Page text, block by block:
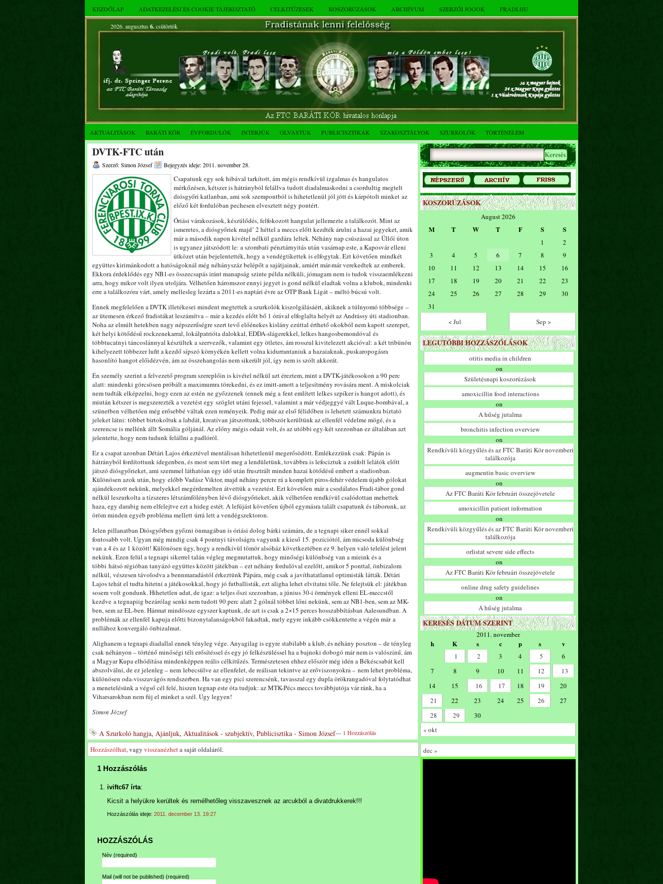
KEZDŐLAP ADATKEZELÉSI ÉS COOKIE TÁJÉKOZTATÓ CÉLKITŰZÉSEK KOSZORÚZÁSOK ARCHÍVUM SZERZŐI JOGOK FRADI.HU
2026. augusztus 6.csütörtök
AKTUALITÁSOK BARÁTI KÖR ÉVFORDULÓK INTERJÚK OLVASTUK PUBLICISZTIKÁK SZAKOSZTÁLYOK SZURKOLÓK TÖRTÉNELEM
DVTK-FTC után
Szerző: Simon József Bejegyzés ideje: 2011. november 28.
Csapatunk egy sok hibával tarkított, ám mégis rendkívül izgalmas és hangulatos
mérkőzésen, kétszer is hátrányból felállva tudott diadalmaskodni a csordultig megtelt
diósgyőri katlanban, ami sok szempontból is hihetetlenül jól jött és kárpótolt minket az
előző két fordulóban pechesen elvesztett négy pontért.
Óriási várakozások, készülődés, felfokozott hangulat jellemezte a találkozót. Mint az
ismeretes, a diósgyőriek majd’ 2 héttel a meccs előtt kezdték árulni a hazai jegyeket, amik
már a második napon kivétel nélkül gazdára leltek. Néhány nap csúszással az Üllői úton
is ugyanez játszódott le: a szombati pénztárnyitás után vasárnap este, a Kaposvár elleni
ütközet után bejelentették, hogy a vendégtikettek is elfogytak. Ezt követően mindkét
együttes kirimánkodott a hatóságoknál még néhányszáz belépőt a sajátjainak, amiért már-már verekedtek az emberek.
Ekkora érdeklődés egy NB1-es összecsapás iránt manapság szinte példa nélküli, jómagam nem is tudok visszaemlékezni
arra, hogy mikor volt ilyen utoljára. Vélhetően háromszor ennyi jegyet is gond nélkül eladtak volna a klubok, mindenki
erre a találkozóra várt, amely mellesleg lezárta a 2011-es naptári évre az OTP Bank Ligát – méltó búcsú volt.
Ennek megfelelően a DVTK illetékesei mindent megtettek a szurkolók kiszolgálásáért, akiknek a túlnyomó többsége –
az ütemesen érkező fradistákat leszámítva – már a kezdés előtt bő 1 órával elfoglalta helyét az Andrássy úti stadionban.
Noha az elmúlt hetekben nagy népszerűségre szert tevő előénekes kislány ezúttal érthető okokból nem kapott szerepet,
két helyi kötődésű rockzenekarral, lokálpatrióta dalokkal, EDDA-slágerekkel, lelkes hangosbemondóval és
többtucatnyi táncoslánnyal készültek a szervezők, valamint egy ötletes, ám rosszul kivitelezett akcióval: a két tribünön
kihelyezett többezer lufit a kezdő sípszó környékén kellett volna kidurrantaniuk a hazaiaknak, puskaropogásra
hasonlító hangot előidézvén, ám az összehangolás nem sikerült jól, így nem is szólt akkorát.
Én személy szerint a felvezető program szereplőin is kivétel nélkül azt éreztem, mint a DVTK-játékosokon a 90 perc
alatt: mindenki görcsösen próbált a maximumra törekedni, és ez imitt-amott a teljesítmény rovására ment. A miskolciak
nem tudták elképzelni, hogy ezen az estén ne győzzenek (ennek még a fent említett lelkes szpíker is hangot adott), és
miután kétszer is megszerezték a vezetést egy szöglet utáni fejessel, valamint a már védjeggyé vált Luque-bombával, a
szünetben vélhetően még erősebbé váltak ezen reményeik. Pedig már az első félidőben is lehetett számunkra bíztató
jeleket látni: többet birtokoltuk a labdát, kreatívan játszottunk, többször kerültünk az ellenfél védelme mögé, és a
szerencse is mellénk állt Somália góljánál. Az előny mégis odaát volt, és az utóbbi egy-két szezonban ez általában azt
jelentette, hogy nem tudunk felállni a padlóról.
Ez a csapat azonban Détári Lajos érkeztével mentálisan hihetetlenül megerősödött. Emlékezzünk csak: Pápán is
hátrányból fordítottunk idegenben, és most sem tört meg a lendületünk, továbbra is lefociztuk a zsúfolt lelátók előtt
játszó diósgyőrieket, ami szemmel láthatóan egy idő után frusztrált minden hazai kötődésű embert a stadionban.
Különösen azok után, hogy előbb Vadász Viktor, majd néhány percre rá a komplett piros-fehér védelem újabb gólokat
ajándékozott nekünk, melyekkel megérdemelten átvettük a vezetést. Ezt követően már a csodálatos Fradi-tábor gond
nélkül leszurkolta a tízszeres létszámfölényben lévő diósgyőrieket, akik vélhetően rendkívül csalódottan mehettek
haza, egy darabig nem elfelejtve ezt a hideg estét. A lefújást követően újból egymásra talált csapatunk és táborunk, az
öröm minden egyéb probléma mellett úrrá lett a vendégszektoron.
Jelen pillanatban Diósgyőrben győzni önmagában is óriási dolog bárki számára, de a tegnapi siker ennél sokkal
fontosabb volt. Ugyan még mindig csak 4 pontnyi távolságra vagyunk a kieső 15. pozíciótól, ám micsoda különbség
van a 4 és az 1 között! Különösen úgy, hogy a rendkívül tömör alsóház következtében ez 9. helyen való telelést jelent
nekünk. Ezen felül a tegnapi sikerrel talán végleg megmutattuk, hogy minőségi különbség van a mieink és a
többi hátsó régióban tanyázó együttes között játékban – ezt néhány fordulóval ezelőtt, amikor 5 ponttal, önbizalom
nélkül, vészesen távolodva a bennmaradástól érkeztünk Pápára, még csak a javíthatatlanul optimisták látták. Détári
Lajos tehát el tudta hitetni a játékosokkal, hogy jó futballisták, ezt aligha lehet elvitatni tőle. Ne felejtsük el: játékban
sosem volt gondunk. Hihetetlen adat, de igaz: a teljes őszi szezonban, a június 30-i örmények elleni EL-meccstől
kezdve a tegnapiig bezárólag senki nem tudott 90 perc alatt 2 gólnál többet lőni nekünk, sem az NB1-ben, sem az MK-
ben, sem az EL-ben. Hármat mindössze egyszer kaptunk, de azt is csak a 2×15 perces hosszabbításban Aalesundban. A
problémák az ellenfél kapuja előtti bizonytalanságokból fakadtak, mely egyre inkább csökkentette a végén már a
nullához konvergáló önbizalmat.
Alighanem a tegnapi diadallal ennek tényleg vége. Anyagilag is egyre stabilabb a klub, és néhány poszton – de tényleg
csak néhányon – történő minőségi téli erősítéssel és egy jó felkészüléssel ha a bajnoki dobogó már nem is valószínű, ám
a Magyar Kupa elhódítása mindenképpen reális célkitűzés. Természetesen ehhez először még idén a Békéscsabát kell
abszolválni, de ez jelenleg – nem lebecsülve az ellenfelet, de reálisan tekintve az erőviszonyokra – nem lehet probléma,
különösen oda-visszavágós rendszerben. Ha van egy pici szerencsénk, tavasszal egy dupla örökrangadóval folytatódhat
a menetelésünk a végső cél felé, hiszen tegnap este óta tudjuk: az MTK-Pécs meccs továbbjutója vár ránk, ha a
Viharsarokban nem fúj el minket a szél. Úgy legyen!
Simon József
A Szurkoló hangja, Ajánljuk, Aktualitások - szubjektív, Publicisztika - Simon József--- 1 Hozzászólás
Hozzászólhat, vagy visszanézheta saját oldaláról.
1 Hozzászólás
iviftc67 írta:
Kicsit a helyükre kerültek és remélhetőleg visszavesznek az arcukból a divatdrukkerek!!!
Hozzászólás ideje: 2011. december 13. 19:27
HOZZÁSZÓLÁS
Név (required)
Mail (will not be published) (required)
KOSZORÚZÁSOK
August 2026
M T W T F S S
1
2
3
4 5 6 7 8
9
10
11 12 13 14 15
16
17
18 19 20 21 22
23
24
25 26 27 28 29
30
31
< Jul
Sep >
LEGUTÓBBI HOZZÁSZÓLÁSOK
otitis media in children
on
Születésnapi koszorúzások
amoxicillin food interactions
on
A hűség jutalma
bronchitis infection overview
on
Rendkívüli közgyűlés és az FTC Baráti Kör novemberi
találkozója
augmentin basic overview
on
Az FTC Baráti Kör februári összejövetele
amoxicillin patient information
on
Rendkívüli közgyűlés és az FTC Baráti Kör novemberi
találkozója
orlistat severe side effects
on
Az FTC Baráti Kör februári összejövetele
online drug safety guidelines
on
A hűség jutalma
KERESÉS DÁTUM SZERINT
2011. november
h K s c p s v
1 2 3 4 5
6
7
8 9 10 11 12
13
14
15 16 17 18 19
20
21
22 23 24 25 26
27
28
29
30
« okt
dec »